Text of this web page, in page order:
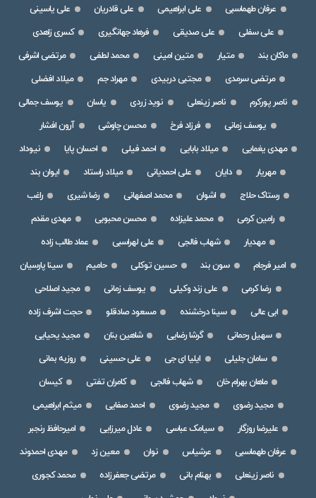
عرفان طهماسبی
علی ابراهیمی علی قادریان
علی یاسینی
علی سفلی
علی صدیقی فرهاد جهانگیری
کسری زاهدی
ماکان بند
متیار متین امینی محمد لطفی
مرتضی اشرفی
مرتضی سرمدی
مجتبی دربیدی مهراد جم
میلاد افضلی
ناصر پورکرم
ناصر زینعلی نوید زردی یاسان
یوسف جمالی
یوسف زمانی
فرزاد فرخ محسن چاوشی
آرون افشار
مهدی یغمایی
میلاد بابایی احمد فیلی احسان پایا
نیوداد
مهریار
دایان علی احمدیانی میلاد راستاد
ایوان بند
رستاک حلاج
اشوان محمد اصفهانی رضا شیری
راغب
رامین کرمی
محمد علیزاده محسن محبوبی
مهدی مقدم
مهدیار
شهاب فالجی علی لهراسبی
عماد طالب زاده
امیر فرجام
سون بند حسین توکلی حامیم
سینا پارسیان
رضا کرمی
علی زند وکیلی یوسف زمانی
مجید اصلاحی
ابی عالی
سینا درخشنده مسعود صادقلو
حجت اشرف زاده
سهیل رحمانی
گرشا رضایی شاهین بنان
مجید یحیایی
سامان جلیلی
ایلیا ای جی علی حسینی
روزبه بمانی
ماهان بهرام خان
شهاب فالجی کامران تفتی
کیسان
مجید رضوی
مجید رضوی احمد صفایی
میثم ابراهیمی
علیرضا روزگار
سیامک عباسی عادل میرزایی
امیرحافظ رنجبر
عرفان طهماسبی
عرشیاس نوان معین زد
مهدی احمدوند
ناصر زینعلی
بهنام بانی مرتضی جعفرزاده
محمد کجوری